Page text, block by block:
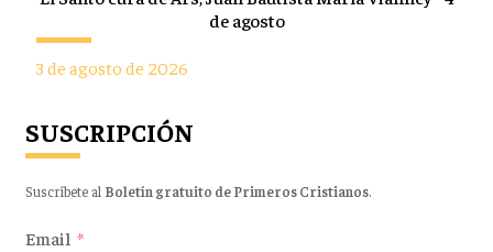
de agosto
3 de agosto de 2026
SUSCRIPCIÓN
Suscríbete al Boletín gratuito de Primeros Cristianos.
Email